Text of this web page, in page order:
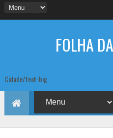
FOLHA
Cidade/feat-big